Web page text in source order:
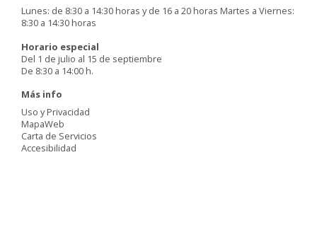
Lunes: de 8:30 a 14:30 horas y de 16 a 20 horas Martes a Viernes:
8:30 a 14:30 horas
Horario especial
Del 1 de julio al 15 de septiembre
De 8:30 a 14:00 h.
Más info
Uso y Privacidad
MapaWeb
Carta de Servicios
Accesibilidad